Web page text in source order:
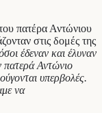
πατέρα Αντώνιου
στις δομές της
έδεναν και έλυναν
πατερά Αντώνιο
υπερβολές.
να